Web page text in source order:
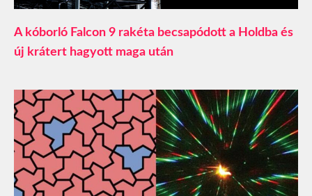
A kóborló Falcon 9 rakéta becsapódott a Holdba és
új krátert hagyott maga után